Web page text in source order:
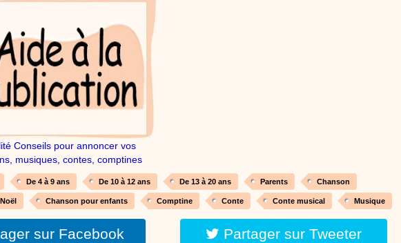
par un animateur périscolaire et extrascolaire pour fabriquer facilement cet objet qui amusera les
:chanson Hippopotam-tam
enfantsClip d'animation en Stop Motion (image par image) qui raconte en chanson les
d'un p'tit Hippopotame !
:chanson J'vais l'dire à Greta
Chanson pour la planète
Conseils pour annoncer vos
musiques, contes, comptines
De 4 à 9 ans De 10 à 12 ans De 13 à 20 ans Parents Chanson
Chanson pour enfants Comptine Conte Conte musical Musique
sur Facebook Partager sur Tweeter